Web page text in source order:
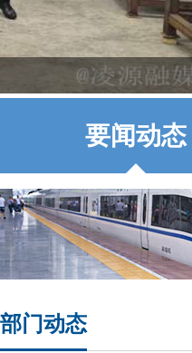
于雪曦走访慰问武警部队
要闻动态
部门动态